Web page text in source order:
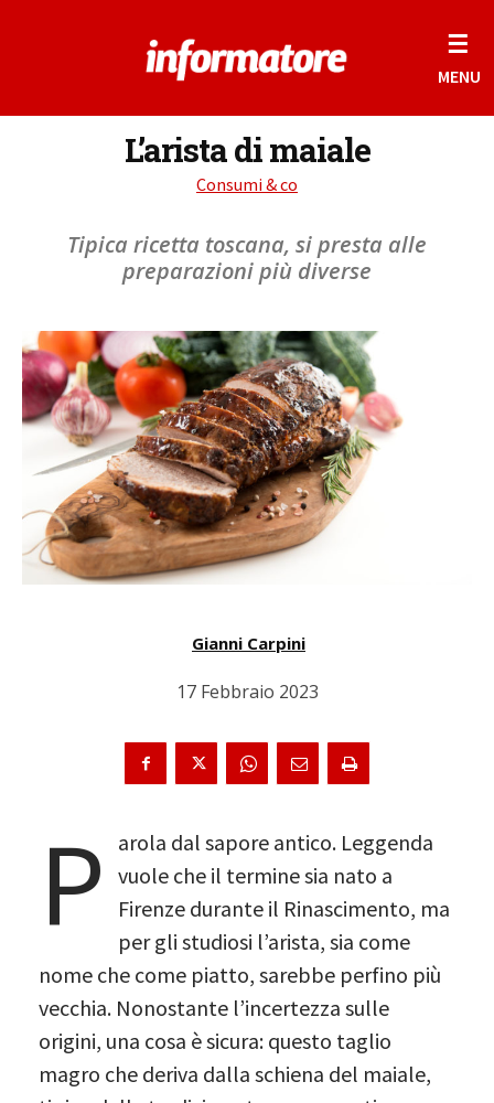
☰
MENU
L’arista di maiale
Consumi & co
Tipica ricetta toscana, si presta alle
preparazioni più diverse
Gianni Carpini
17 Febbraio 2023
P
arola dal sapore antico. Leggenda
vuole che il termine sia nato a
Firenze durante il Rinascimento, ma
per gli studiosi l’arista, sia come
nome che come piatto, sarebbe perfino più
vecchia. Nonostante l’incertezza sulle
origini, una cosa è sicura: questo taglio
magro che deriva dalla schiena del maiale,